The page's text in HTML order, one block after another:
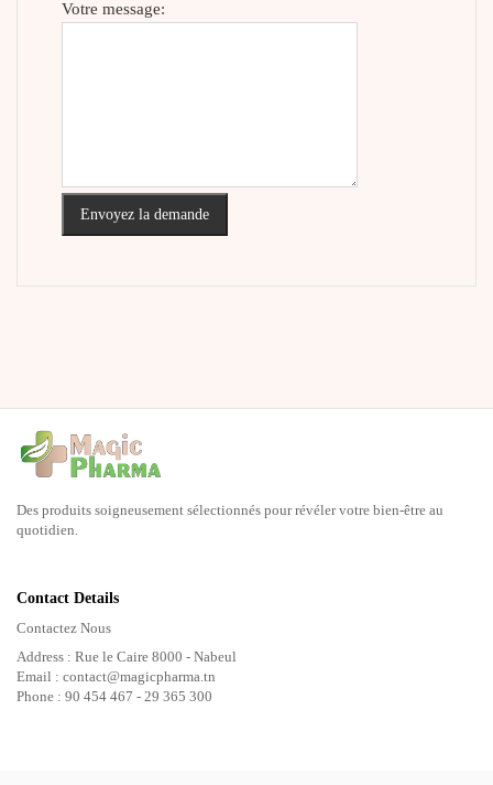
Votre message:
Envoyez la demande
Des produits soigneusement sélectionnés pour révéler votre bien-être au
quotidien.
Contact Details
Contactez Nous
Address : Rue le Caire 8000 - Nabeul
Email : contact@magicpharma.tn
Phone : 90 454 467 - 29 365 300